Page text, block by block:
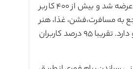
اینستاگرام پلت فرم بصری رسانه‌ی اجتماعی است. این سایت در ۶ اکتبر ۲۰۱۰ به بازار عرضه شد و بیش از ۴۰۰ کاربر
به مسافرت،فشن، غذا، هنر
و موضوعات مشابه می‌گذارند. اینستاگرام فیلترهای خاصی برای ادیت عکس و ویدئو دارد. تقریبا ۹۵ درصد کاربران